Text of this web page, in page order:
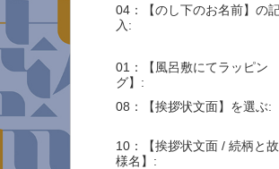
04：【のし下のお名前】の
入:
01：【風呂敷にてラッピン
グ】:
08：【挨拶状文面】を選ぶ:
10：【挨拶状文面 / 続柄と
様名】: